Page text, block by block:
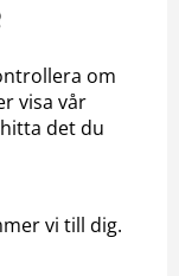
om
visa vår
det du
vi till dig.